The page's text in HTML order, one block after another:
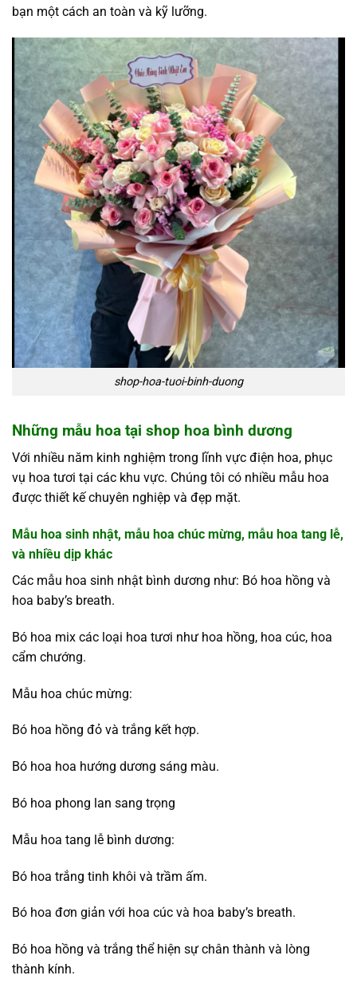
bạn một cách an toàn và kỹ lưỡng.
shop-hoa-tuoi-binh-duong
Những mẫu hoa tại shop hoa bình dương
Với nhiều năm kinh nghiệm trong lĩnh vực điện hoa, phục
vụ hoa tươi tại các khu vực. Chúng tôi có nhiều mẫu hoa
được thiết kế chuyên nghiệp và đẹp mặt.
Mẫu hoa sinh nhật, mẫu hoa chúc mừng, mẫu hoa tang lễ,
và nhiều dịp khác
Các mẫu hoa sinh nhật bình dương như: Bó hoa hồng và
hoa baby’s breath.
Bó hoa mix các loại hoa tươi như hoa hồng, hoa cúc, hoa
cẩm chướng.
Mẫu hoa chúc mừng:
Bó hoa hồng đỏ và trắng kết hợp.
Bó hoa hoa hướng dương sáng màu.
Bó hoa phong lan sang trọng
Mẫu hoa tang lễ bình dương:
Bó hoa trắng tinh khôi và trầm ấm.
Bó hoa đơn giản với hoa cúc và hoa baby’s breath.
Bó hoa hồng và trắng thể hiện sự chân thành và lòng
thành kính.